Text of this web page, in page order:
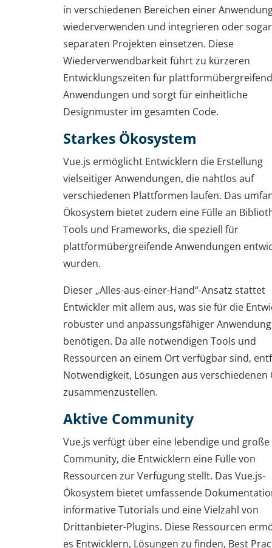
in verschiedenen Bereichen einer
wiederverwenden und integrieren oder
separaten Projekten einsetzen. Diese
Wiederverwendbarkeit führt zu kürzeren
Entwicklungszeiten für
Anwendungen und sorgt für einheitliche
Designmuster im gesamten Code.
Starkes Ökosystem
Vue.js ermöglicht Entwicklern die Erstellung
vielseitiger Anwendungen, die nahtlos auf
verschiedenen Plattformen laufen. Das
Ökosystem bietet zudem eine Fülle an
Tools und Frameworks, die speziell für
plattformübergreifende Anwendungen
wurden.
Dieser „Alles-aus-einer-Hand“-Ansatz stattet
Entwickler mit allem aus, was sie für die
robuster und anpassungsfähiger
benötigen. Da alle notwendigen Tools und
Ressourcen an einem Ort verfügbar sind,
Notwendigkeit, Lösungen aus verschiedenen
zusammenzustellen.
Aktive Community
Vue.js verfügt über eine lebendige und große
Community, die Entwicklern eine Fülle von
Ressourcen zur Verfügung stellt. Das Vue.js-
Ökosystem bietet umfassende
informative Tutorials und eine Vielzahl von
Drittanbieter-Plugins. Diese Ressourcen
es Entwicklern, Lösungen zu finden, Best